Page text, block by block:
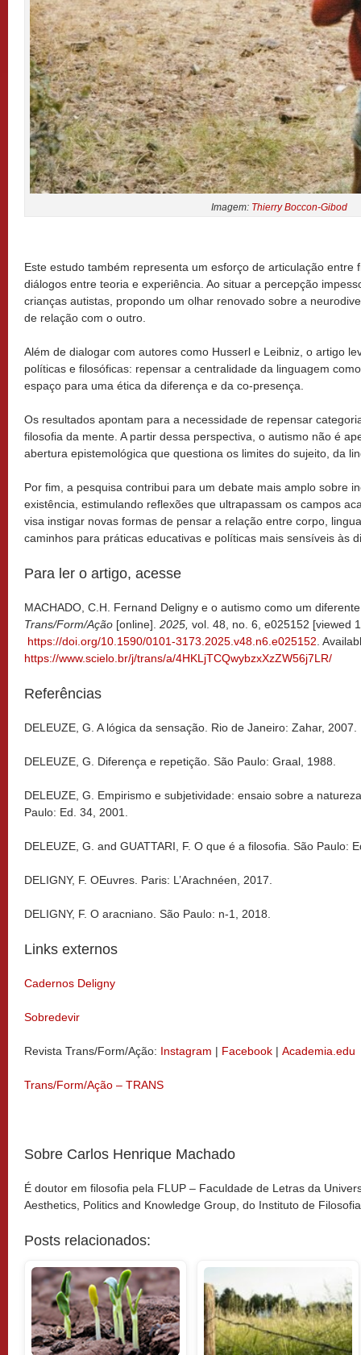
Imagem: Thierry Boccon-Gibod
Este estudo também representa um esforço de articulação entre
diálogos entre teoria e experiência. Ao situar a percepção
crianças autistas, propondo um olhar renovado sobre a
de relação com o outro.
Além de dialogar com autores como Husserl e Leibniz, o artigo
políticas e filosóficas: repensar a centralidade da linguagem
espaço para uma ética da diferença e da co-presença.
Os resultados apontam para a necessidade de repensar
filosofia da mente. A partir dessa perspectiva, o autismo não é
abertura epistemológica que questiona os limites do sujeito, da
Por fim, a pesquisa contribui para um debate mais amplo sobre
existência, estimulando reflexões que ultrapassam os campos
visa instigar novas formas de pensar a relação entre corpo,
caminhos para práticas educativas e políticas mais sensíveis às
Para ler o artigo, acesse
MACHADO, C.H. Fernand Deligny e o autismo como um
Trans/Form/Ação [online]. 2025, vol. 48, no. 6, e025152 [viewed
https://doi.org/10.1590/0101-3173.2025.v48.n6.e025152 .
https://www.scielo.br/j/trans/a/4HKLjTCQwybzxXzZW56j7LR/
Referências
DELEUZE, G. A lógica da sensação. Rio de Janeiro: Zahar, 2007.
DELEUZE, G. Diferença e repetição. São Paulo: Graal, 1988.
DELEUZE, G. Empirismo e subjetividade: ensaio sobre a
Paulo: Ed. 34, 2001.
DELEUZE, G. and GUATTARI, F. O que é a filosofia. São Paulo:
DELIGNY, F. OEuvres. Paris: L’Arachnéen, 2017.
DELIGNY, F. O aracniano. São Paulo: n-1, 2018.
Links externos
Cadernos Deligny
Sobredevir
Revista Trans/Form/Ação: Instagram | Facebook | Academia.edu
Trans/Form/Ação – TRANS
Sobre Carlos Henrique Machado
É doutor em filosofia pela FLUP – Faculdade de Letras da
Aesthetics, Politics and Knowledge Group, do Instituto de
Posts relacionados: